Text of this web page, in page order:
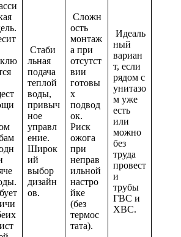
Стаби
льная
подача
теплой
воды,
привыч
ное
управл
ение.
Широк
ий
выбор
дизайн
ов.
Сложн
ость
монтаж
а при
отсутст
вии
готовы
х
подвод
ок.
Риск
ожога
при
неправ
ильной
настро
йке
(без
термос
тата).
Идеаль
ный
вариан
т, если
рядом с
унитазо
м уже
есть
или
можно
без
труда
провест
и
трубы
ГВС и
ХВС.